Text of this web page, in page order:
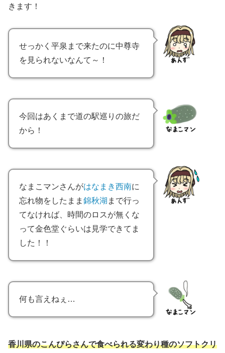
きます！
せっかく平泉まで来たのに中尊寺
を見られないなんて～！
今回はあくまで道の駅巡りの旅だ
から！
なまこマンさんがはなまき西南に
忘れ物をしたまま 錦秋湖 まで行っ
てなければ、時間のロスが無くな
って金色堂ぐらいは見学できてま
した！！
何も言えねぇ…
香川県のこんぴらさんで食べられる変わり種のソフトクリ